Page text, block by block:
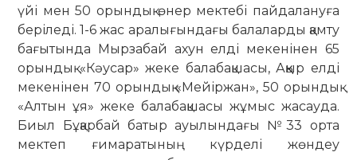
үйі мен 50 орындық өнер мектебі пайдалануға
беріледі. 1-6 жас аралығындағы балаларды қамту
бағытында Мырзабай ахун елді мекенінен 65
орындық «Кәусар» жеке балабақшасы, Аққыр елді
мекенінен 70 орындық «Мейіржан», 50 орындық
«Алтын ұя» жеке балабақшасы жұмыс жасауда.
Биыл Бұқарбай батыр ауылындағы №33 орта
мектеп ғимаратының күрделі жөн­деу